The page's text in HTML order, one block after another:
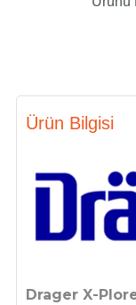
Ürün Bilgisi
Drager X-